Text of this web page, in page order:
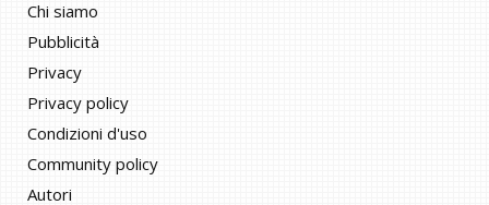
Chi siamo
Pubblicità
Privacy
Privacy policy
Condizioni d'uso
Community policy
Autori